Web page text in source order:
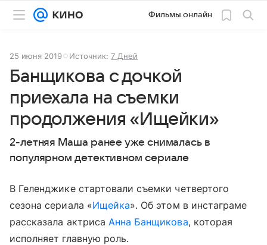
Фильмы онлайн
25 июня 2019 Источник: 7 Дней
Банщикова с дочкой
приехала на съемки
продолжения «Ищейки»
2-летняя Маша ранее уже снималась в
популярном детективном сериале
В Геленджике стартовали съемки четвертого
сезона сериала «Ищейка». Об этом в инстаграме
рассказала актриса Анна Банщикова, которая
исполняет главную роль.